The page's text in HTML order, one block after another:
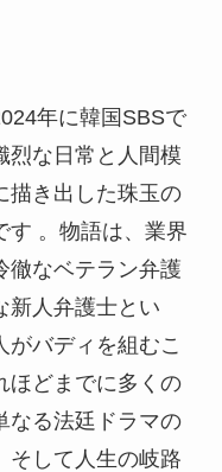
年に韓国SBSで
烈な日常と人間模
描き出した珠玉の
す 。物語は、業界
徹なベテラン弁護
新人弁護士とい
がバディを組むこ
ほどまでに多くの
なる法廷ドラマの
そして人生の岐路